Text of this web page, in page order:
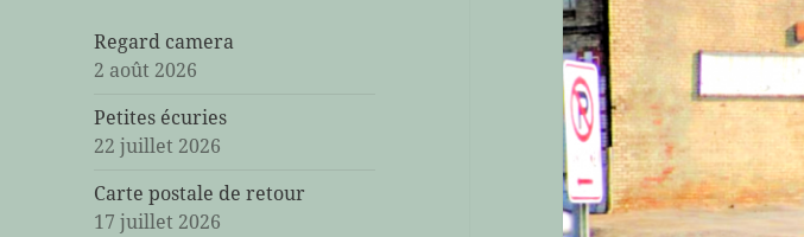
Regard camera
2 août 2026
Petites écuries
22 juillet 2026
Carte postale de retour
17 juillet 2026